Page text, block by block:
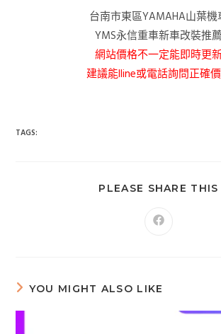
台南市東區YAMAHA山葉機
YMS永信重車新車改裝推薦
網站價格不一定能即時更
建議能lline或電話詢問正確
TAGS:
PLEASE SHARE THIS
YOU MIGHT ALSO LIKE